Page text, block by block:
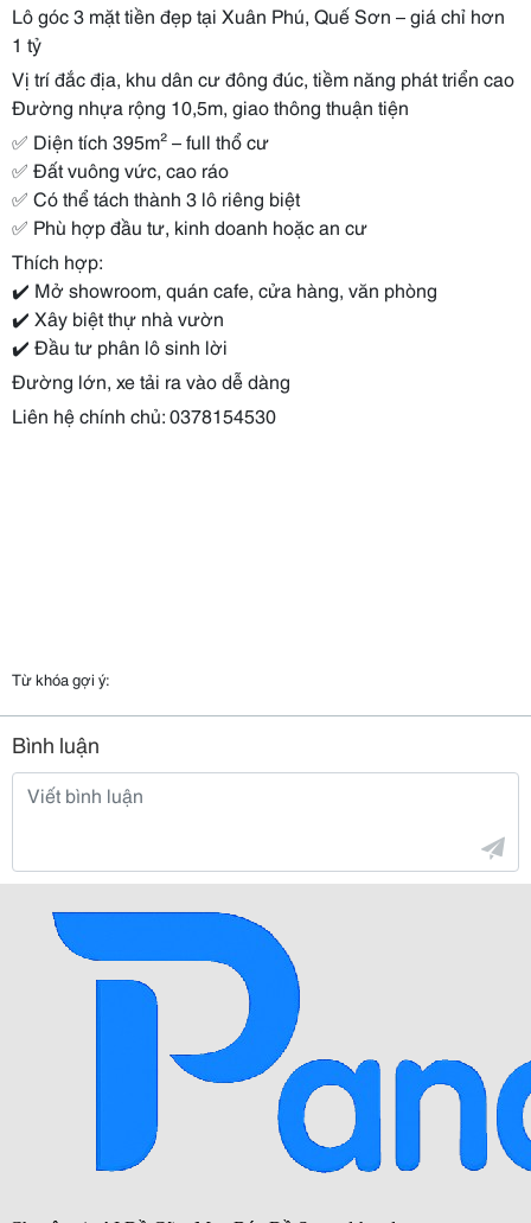
Lô góc 3 mặt tiền đẹp tại Xuân Phú, Quế Sơn – giá chỉ hơn
1 tỷ
Vị trí đắc địa, khu dân cư đông đúc, tiềm năng phát triển cao
Đường nhựa rộng 10,5m, giao thông thuận tiện
✅ Diện tích 395m² – full thổ cư
✅ Đất vuông vức, cao ráo
✅ Có thể tách thành 3 lô riêng biệt
✅ Phù hợp đầu tư, kinh doanh hoặc an cư
Thích hợp:
✔️ Mở showroom, quán cafe, cửa hàng, văn phòng
✔️ Xây biệt thự nhà vườn
✔️ Đầu tư phân lô sinh lời
Đường lớn, xe tải ra vào dễ dàng
Liên hệ chính chủ: 0378154530
Từ khóa gợi ý:
Bình luận